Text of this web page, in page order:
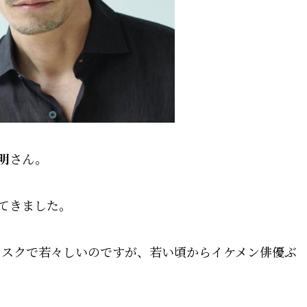
さん。
ました。
クで若々しいのですが、若い頃からイケメン俳優ぶ